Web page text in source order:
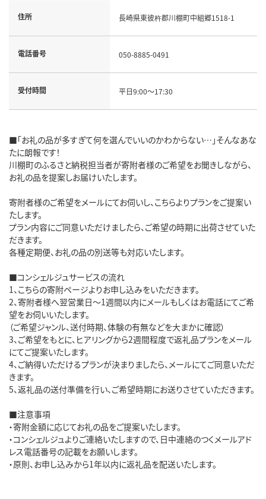
住所 長崎県東彼杵郡川棚町中組郷1518-1
電話番号 050-8885-0491
受付時間 平日9:00～17:30
■「お礼の品が多すぎて何を選んでいいのかわからない…」そんなあな
たに朗報です！
川棚町のふるさと納税担当者が寄附者様のご希望をお聞きしながら、
お礼の品を提案しお届けいたします。
寄附者様のご希望をメールにてお伺いし、こちらよりプランをご提案い
たします。
プラン内容にご同意いただけましたら、ご希望の時期に出荷させていた
だきます。
各種定期便、お礼の品の別送等も対応いたします。
■コンシェルジュサービスの流れ
1、こちらの寄附ページよりお申し込みをいただきます。
2、寄附者様へ翌営業日～1週間以内にメールもしくはお電話にてご希
望をお伺いいたします。
（ご希望ジャンル、送付時期、体験の有無などを大まかに確認）
3、ご希望をもとに、ヒアリングから2週間程度で返礼品プランをメール
にてご提案いたします。
4、ご納得いただけるプランが決まりましたら、メールにてご同意いただ
きます。
5、返礼品の送付準備を行い、ご希望時期にお送りさせていただきます。
■注意事項
・寄附金額に応じてお礼の品をご提案いたします。
・コンシェルジュよりご連絡いたしますので、日中連絡のつくメールアド
レス電話番号の記載をお願いします。
・原則、お申し込みから1年以内に返礼品を配送いたします。